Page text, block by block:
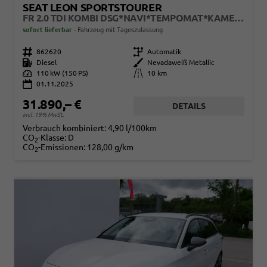
SEAT LEON SPORTSTOURER
FR 2.0 TDI KOMBI DSG*NAVI*TEMPOMAT*KAMERA*KEYLESS-GO*VIRTUAL COCKPIT*
sofort lieferbar Fahrzeug mit Tageszulassung
Fahrzeugnr. 862620 Getriebe Automatik
Kraftstoff
Diesel Außenfarbe
Nevadaweiß Metallic
Leistung
110 kW (150 PS) Kilometerstand
10 km
01.11.2025
31.890,– €
incl. 19% MwSt.
DETAILS
Verbrauch kombiniert:4,90 l/100km
CO2-Klasse: D
CO2-Emissionen: 128,00 g/km